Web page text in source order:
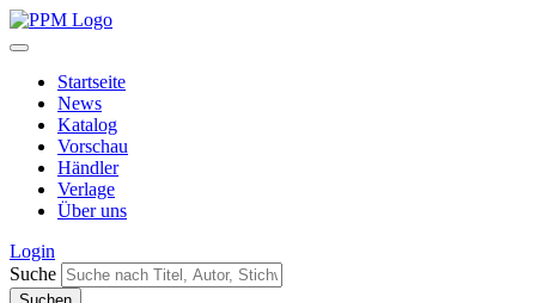
Startseite
News
Katalog
Vorschau
Händler
Verlage
Über uns
Login
Suche